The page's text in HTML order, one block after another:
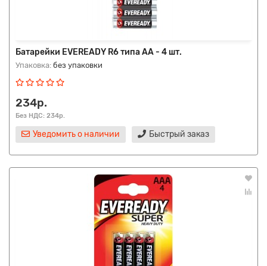
Батарейки EVEREADY R6 типа AA - 4 шт.
Упаковка: без упаковки
234р.
Без НДС: 234р.
Уведомить о наличии Быстрый заказ